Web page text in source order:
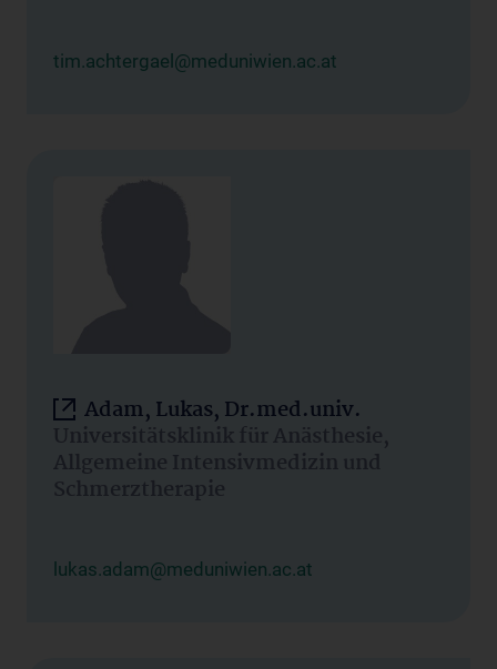
tim.achtergael@meduniwien.ac.at
Adam, Lukas, Dr.med.univ.
Universitätsklinik für Anästhesie,
Allgemeine Intensivmedizin und
Schmerztherapie
lukas.adam@meduniwien.ac.at